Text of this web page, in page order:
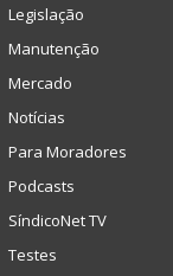
Legislação
Manutenção
Mercado
Notícias
Para Moradores
Podcasts
SíndicoNet TV
Testes